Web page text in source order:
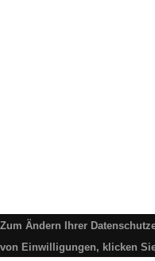
Zum Ändern Ihrer
von Einwilligungen, klicken